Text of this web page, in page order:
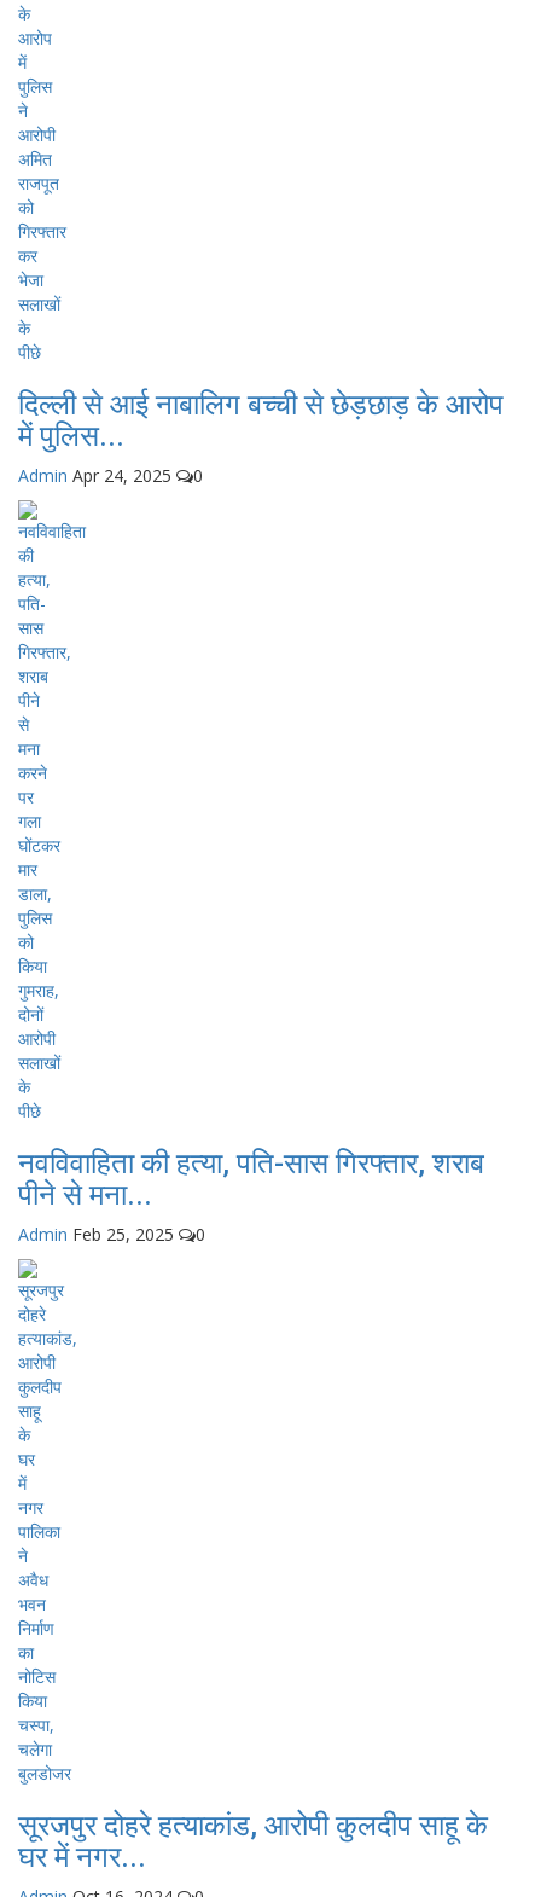
दिल्ली से आई नाबालिग बच्ची से छेड़छाड़ के आरोप
में पुलिस...
Admin Apr 24, 2025 0
नवविवाहिता की हत्या, पति-सास गिरफ्तार, शराब
पीने से मना...
Admin Feb 25, 2025 0
सूरजपुर दोहरे हत्याकांड, आरोपी कुलदीप साहू के
घर में नगर...